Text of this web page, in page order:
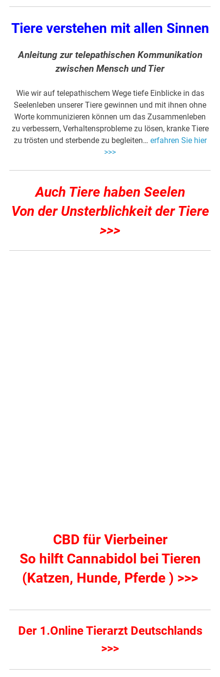
Tiere verstehen mit allen Sinnen
Anleitung zur telepathischen Kommunikation
zwischen Mensch und Tier
Wie wir auf telepathischem Wege tiefe Einblicke in das
Seelenleben unserer Tiere gewinnen und mit ihnen ohne
Worte kommunizieren können um das Zusammenleben
zu verbessern, Verhaltensprobleme zu lösen, kranke Tiere
zu trösten und sterbende zu begleiten… erfahren Sie hier
>>>
Auch Tiere haben Seelen
Von der Unsterblichkeit der Tiere
>>>
CBD für Vierbeiner
So hilft Cannabidol bei Tieren
(Katzen, Hunde, Pferde ) >>>
Der 1.Online Tierarzt Deutschlands
>>>